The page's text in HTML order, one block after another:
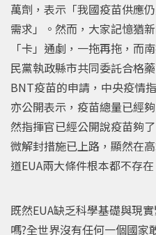
萬劑，表示「我國疫苗供應
需求」。然而，大家記憶猶
「卡」通劇，一拖再拖，而
民黨執政縣市共同委託合格
BNT疫苗的申請，中央疫情
亦公開表示，疫苗總量已經
然指揮官已經公開說疫苗夠
微解封措施已上路，顯然在
道EUA兩大條件根本都不存在
既然EUA缺乏科學基礎與現
嗎?全世界沒有任何一個國家